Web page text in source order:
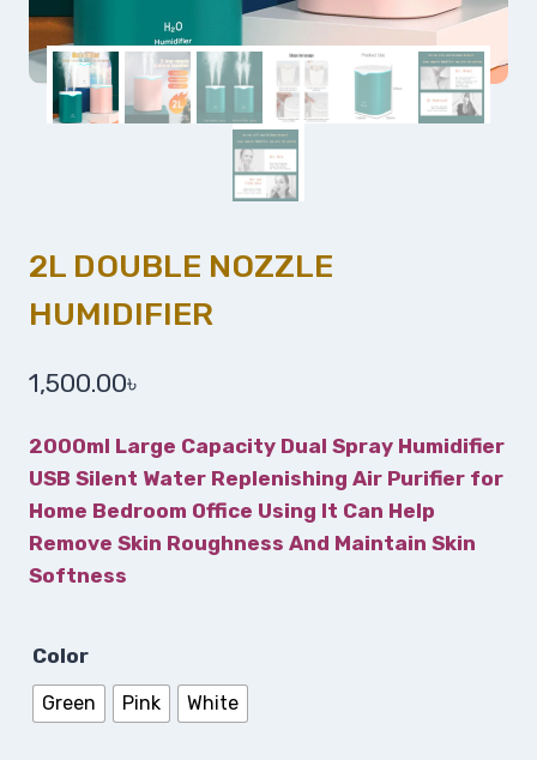
2L DOUBLE NOZZLE
HUMIDIFIER
1,500.00৳
2000ml Large Capacity Dual Spray Humidifier
USB Silent Water Replenishing Air Purifier for
Home Bedroom Office Using It Can Help
Remove Skin Roughness And Maintain Skin
Softness
Color
Green Pink White